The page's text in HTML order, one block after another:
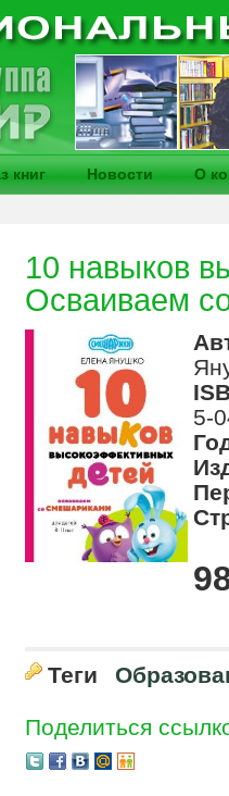
книг Новости О
10 навыков
Осваиваем
5-
Теги
Поделиться